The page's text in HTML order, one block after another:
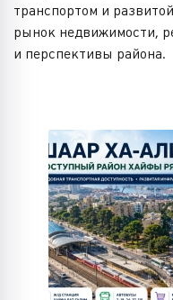
транспортом и
рынок недвижимости,
и перспективы района.